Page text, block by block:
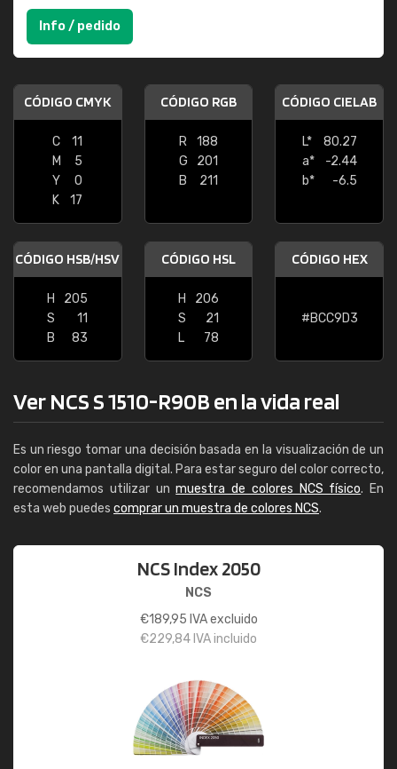
Info / pedido
CÓDIGO CMYK
C
11
M
5
Y
0
K
17
CÓDIGO RGB
R
188
G
201
B
211
CÓDIGO CIELAB
L*
80.27
a*
-2.44
b*
-6.5
CÓDIGO HSB/HSV
H
205
S
11
B
83
CÓDIGO HSL
H
206
S
21
L
78
CÓDIGO HEX
#BCC9D3
Ver NCS S 1510-R90B en la vida real
Es un riesgo tomar una decisión basada en la visualización de un
color en una pantalla digital. Para estar seguro del color correcto,
recomendamos utilizar unmuestra de colores NCS físico. En
esta web puedes comprar un muestra de colores NCS.
NCS Index 2050
NCS
€189,95 IVA excluido
€229,84 IVA incluido